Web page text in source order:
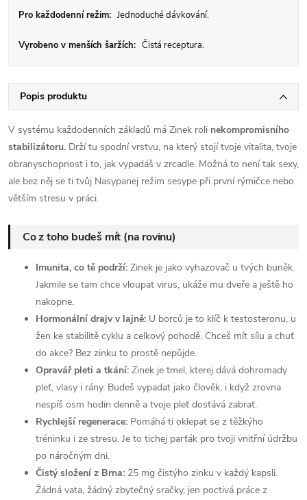
Pro každodenní režim: Jednoduché dávkování.
Vyrobeno v menších šaržích: Čistá receptura.
Popis produktu
V systému každodenních základů má Zinek roli nekompromisního
stabilizátoru. Drží tu spodní vrstvu, na který stojí tvoje vitalita, tvoje
obranyschopnost i to, jak vypadáš v zrcadle. Možná to není tak sexy,
ale bez něj se ti tvůj Nasypanej režim sesype při první rýmičce nebo
větším stresu v práci.
Co z toho budeš mít (na rovinu)
Imunita, co tě podrží: Zinek je jako vyhazovač u tvých buněk.
Jakmile se tam chce vloupat virus, ukáže mu dveře a ještě ho
nakopne.
Hormonální drajv v lajně: U borců je to klíč k testosteronu, u
žen ke stabilitě cyklu a celkový pohodě. Chceš mít sílu a chuť
do akce? Bez zinku to prostě nepůjde.
Opravář pleti a tkání: Zinek je tmel, kterej dává dohromady
pleť, vlasy i rány. Budeš vypadat jako člověk, i když zrovna
nespíš osm hodin denně a tvoje pleť dostává zabrat.
Rychlejší regenerace: Pomáhá ti oklepat se z těžkýho
tréninku i ze stresu. Je to tichej parťák pro tvoji vnitřní údržbu
po náročným dni.
Čistý složení z Brna: 25 mg čistýho zinku v každý kapsli.
Žádná vata, žádný zbytečný sračky, jen poctivá práce z